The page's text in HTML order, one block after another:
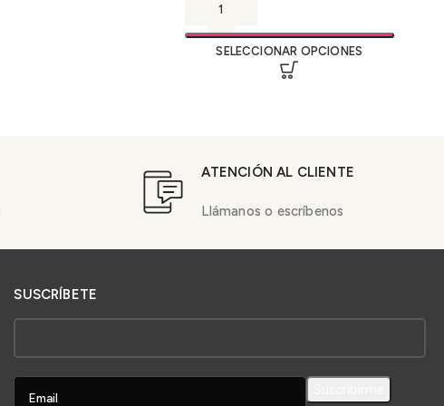
SELECCIONAR OPCIONES
ATENCIÓN AL CLIENTE
Llámanos o escríbenos
SUSCRÍBETE